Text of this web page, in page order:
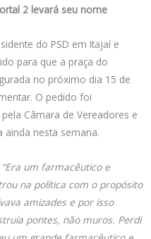
2 levará seu nome
do PSD em Itajaí e
para que a praça do
no próximo dia 15 de
O pedido foi
Câmara de Vereadores e
ainda nesta semana.
“Era um farmacêutico e
na política com o propósito
amizades e por isso
pontes, não muros. Perdi